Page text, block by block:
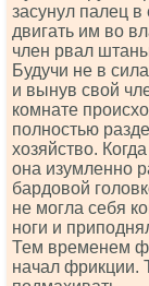
засунул палец в
двигать им во
член рвал
Будучи не в
и вынув свой
комнате
полностью
хозяйство.
она изумленно
бардовой
не могла себя
ноги и
Тем временем
начал фрикции.